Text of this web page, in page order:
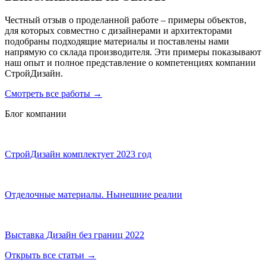
Честный отзыв о проделанной работе – примеры объектов,
для которых совместно с дизайнерами и архитекторами
подобраны подходящие материалы и поставлены нами
напрямую со склада производителя. Эти примеры показывают
наш опыт и полное представление о компетенциях компании
СтройДизайн.
Смотреть все работы →
Блог компании
СтройДизайн комплектует 2023 год
Отделочные материалы. Нынешние реалии
Выставка Дизайн без границ 2022
Открыть все статьи →